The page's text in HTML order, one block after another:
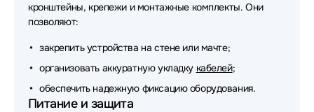
Аксессуары для сетевого оборудования PowerTone
Аксессуары для сетевого оборудования Zyxel
Аксессуары для сетевого оборудования Nvidia
Аксессуары для сетевого оборудования Savant
кронштейны, крепежи и монтажные комплекты. Они
позволяют:
закрепить устройства на стене или мачте;
организовать аккуратную укладку кабелей;
обеспечить надежную фиксацию оборудования.
Питание и защита